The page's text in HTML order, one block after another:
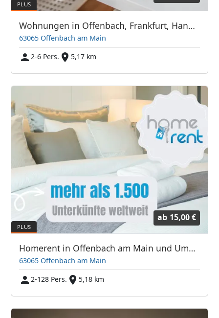
Wohnungen in Offenbach, Frankfurt, Hanau und Umgebung
63065 Offenbach am Main
2-6 Pers.
5,17 km
ab 15,00 €
Homerent in Offenbach am Main und Umgebung
63065 Offenbach am Main
2-128 Pers.
5,18 km